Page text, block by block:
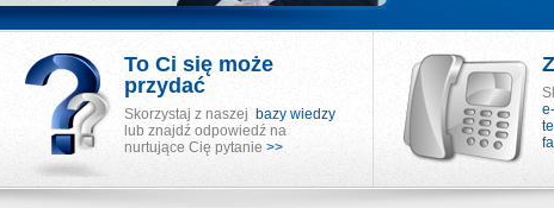
To Ci się może
przydać
Skorzystaj z naszej bazy wiedzy
lub znajdź odpowiedź na
nurtujące Cię pytanie >>